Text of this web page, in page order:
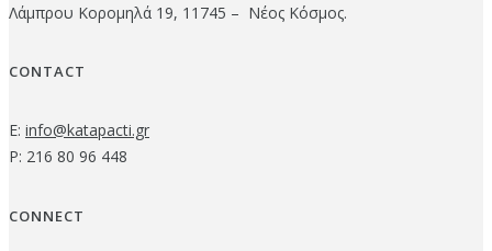
Λάμπρου Κορομηλά 19, 11745 – Νέος Κόσμος.
CONTACT
E: info@katapacti.gr
P: 216 80 96 448
CONNECT